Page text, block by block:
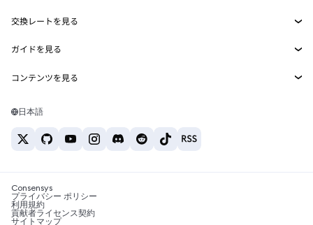
MetaMask Connect
Snaps
Web3サービス
セキュリティ
サポート
キャリア
お問い合わせ
イーサリアムの価格
Solanaの価格
Tetherの価格
交換レートを見る
ETH→USD
USDT→INR
BTC→INR
ETH→USDT
ガイドを見る
ETHの購入
USDTの購入
SHIBの購入
BNBの購入
コンテンツを見る
Solanaウォレット
税制関連ニュース
暗号資産の購入方法は？
日本語
Consensys
プライバシー ポリシー
利用規約
貢献者ライセンス契約
サイトマップ